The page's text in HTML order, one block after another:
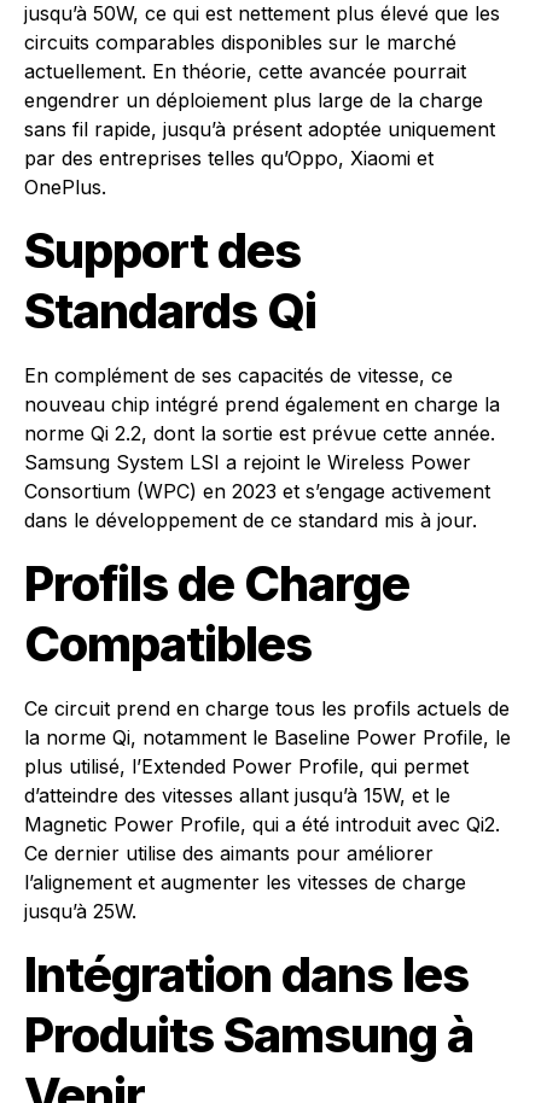
jusqu’à 50W, ce qui est nettement plus élevé que les
circuits comparables disponibles sur le marché
actuellement. En théorie, cette avancée pourrait
engendrer un déploiement plus large de la charge
sans fil rapide, jusqu’à présent adoptée uniquement
par des entreprises telles qu’Oppo, Xiaomi et
OnePlus.
Support des
Standards Qi
En complément de ses capacités de vitesse, ce
nouveau chip intégré prend également en charge la
norme Qi 2.2, dont la sortie est prévue cette année.
Samsung System LSI a rejoint le Wireless Power
Consortium (WPC) en 2023 et s’engage activement
dans le développement de ce standard mis à jour.
Profils de Charge
Compatibles
Ce circuit prend en charge tous les profils actuels de
la norme Qi, notamment le Baseline Power Profile, le
plus utilisé, l’Extended Power Profile, qui permet
d’atteindre des vitesses allant jusqu’à 15W, et le
Magnetic Power Profile, qui a été introduit avec Qi2.
Ce dernier utilise des aimants pour améliorer
l’alignement et augmenter les vitesses de charge
jusqu’à 25W.
Intégration dans les
Produits Samsung à